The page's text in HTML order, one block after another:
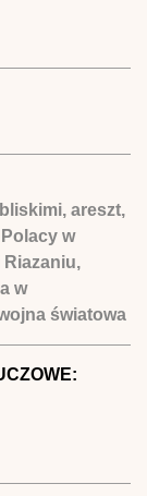
areszt,
w
w
światowa